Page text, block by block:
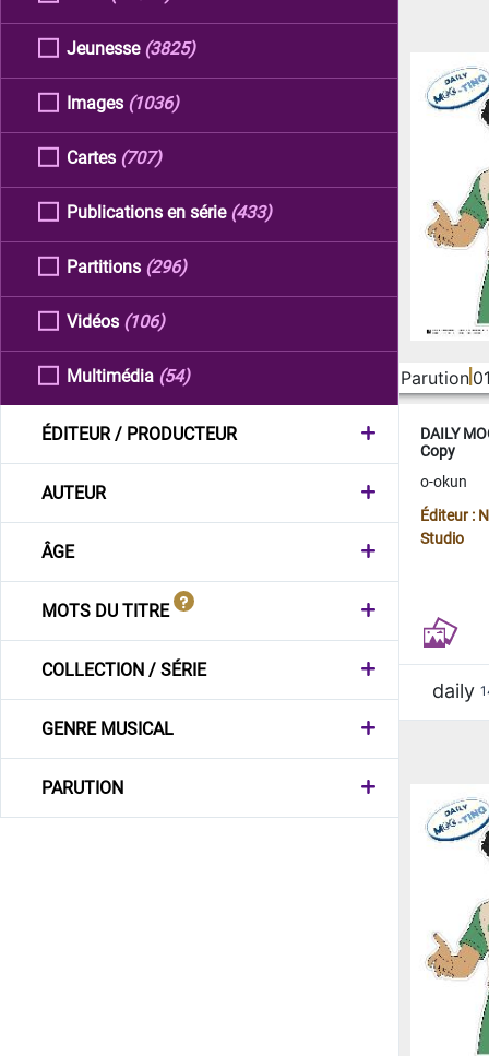
Jeunesse (3825)
Images (1036)
Cartes (707)
Publications en série (433)
Partitions (296)
Vidéos (106)
Multimédia (54)
ÉDITEUR / PRODUCTEUR
AUTEUR
ÂGE
MOTS DU TITRE
COLLECTION / SÉRIE
GENRE MUSICAL
PARUTION
Parution
DAILY
Copy
o-okun
Éditeur :
Studio
daily